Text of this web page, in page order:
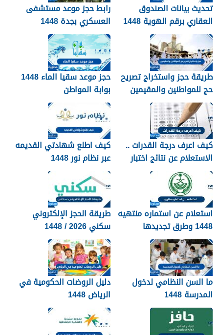
تحديث بيانات الصندوق
العقاري برقم الهوية 1448
الرابط والخطوات
رابط حجز موعد مستشفى
العسكري بجدة 1448
طريقة حجز واستخراج تصريح
حج للمواطنين والمقيمين
1448
حجز موعد سقيا الماء 1448
بوابة المواطن
كيف اعرف درجة القدرات ..
الاستعلام عن نتائج اختبار
القدرات 1448
كيف اطلع شهادتي القديمه
عبر نظام نور 1448
استعلام عن استماره منتهيه
1448 وطرق تجديدها
طريقة الحجز الإلكتروني
سكني 2026 / 1448
بالتفصيل
ما السن النظامي لدخول
المدرسة 1448
دليل الروضات الحكومية في
الرياض 1448